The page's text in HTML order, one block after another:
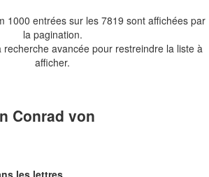
1000 entrées sur les 7819 sont affichées par
la pagination.
recherche avancée pour restreindre la liste à
afficher.
Conrad von
les lettres